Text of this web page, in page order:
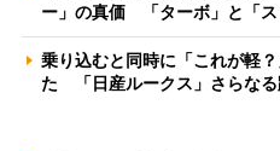
ー」の真価 「ターボ」と「
乗り込むと同時に「これが軽
た 「日産ルークス」さらな